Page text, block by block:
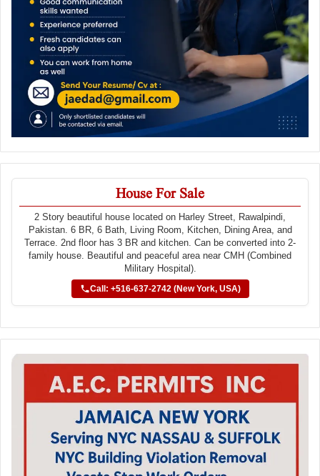
House For Sale
2 Story beautiful house located on Harley Street, Rawalpindi,
Pakistan. 6 BR, 6 Bath, Living Room, Kitchen, Dining Area, and
Terrace. 2nd floor has 3 BR and kitchen. Can be converted into 2-
family house. Beautiful and peaceful area near CMH (Combined
Military Hospital).
Call: +516-637-2742 (New York, USA)